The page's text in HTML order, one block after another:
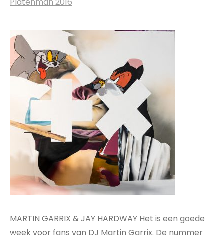
MARTIN GARRIX & JAY HARDWAY Het is een goede
week voor fans van DJ Martin Garrix. De nummer